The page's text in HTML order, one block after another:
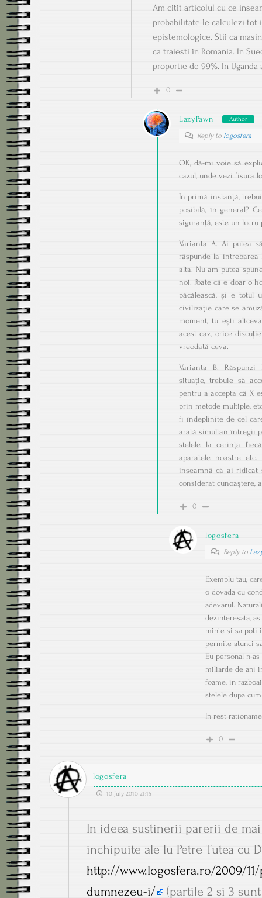
Am citit articolul cu ce
probabilitate le calculezi tot
epistemologice. Stii ca
ca traiesti in Romania. In
proportie de 99%. In
0
LazyPawn Author
Reply to logosfera
OK, dă-mi voie să
cazul, unde vezi fisura
În primă instanță,
posibilă, în general?
siguranță, este un lucru
Varianta A. Ai putea
răspunde la
alta. Nu am putea
noi. Poate că e doar o
păcălească, și e totul
civilizație care se
moment, tu ești
acest caz, orice
vreodată ceva.
Varianta B. Răspunzi
situație, trebuie să
pentru a accepta că X
prin metode multiple,
fi îndeplinite de cel
arată simultan întregii
stelele la cerința
aparatele noastre
înseamnă că ai ridicat
considerat cunoaștere,
0
logosfera
Reply to
Exemplu tau,
o dovada cu
adevarul.
dezinteresata,
minte si sa poti
permite atunci
Eu personal n-
miliarde de ani
foame, in
stelele dupa
In rest
0
logosfera
10 July 2010 21:15
In ideea sustinerii parerii de
inchipuite ale lu Petre Tutea cu
http://www.logosfera.ro/2009/
dumnezeu-i/ (partile 2 si 3